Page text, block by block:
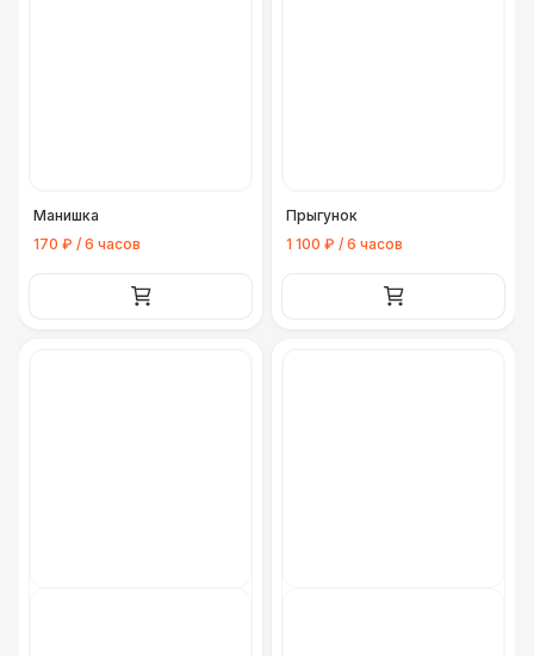
Манишка
170 ₽ / 6 часов
Прыгунок
1 100 ₽ / 6 часов